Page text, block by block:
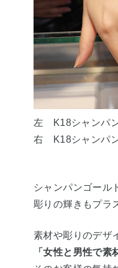
左 K18シャンパ
右 K18シャンパ
シャンパンゴール
彫りの輝きもプラ
素材や彫りのデザ
「女性と男性で素